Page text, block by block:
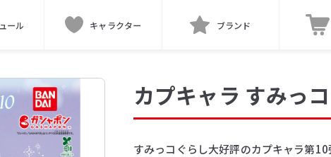
ール キャラクター ブランド
カプキャラ すみっ
すみっコぐらし大好評のカプキャラ第10